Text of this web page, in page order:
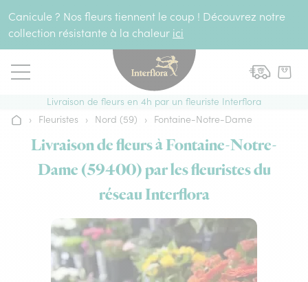
Canicule ? Nos fleurs tiennent le coup ! Découvrez notre
collection résistante à la chaleur ici
Livraison de fleurs en 4h par un fleuriste Interflora
Accueil
› Fleuristes › Nord (59) › Fontaine-Notre-Dame
Livraison de fleurs à Fontaine-Notre-
Dame (59400) par les fleuristes du
réseau Interflora